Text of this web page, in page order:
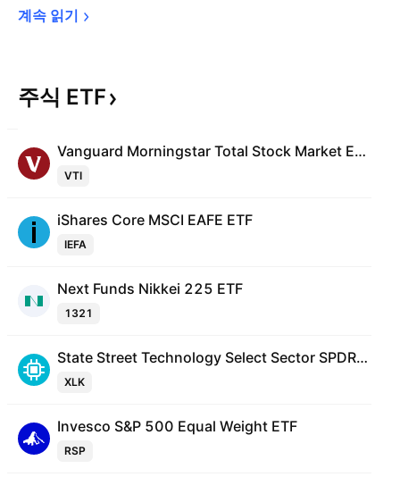
계속 읽기
주식 ETF
Vanguard Morningstar Total Stock Market ETF
VTI
iShares Core MSCI EAFE ETF
IEFA
Next Funds Nikkei 225 ETF
1321
State Street Technology Select Sector SPDR ETF
XLK
Invesco S&P 500 Equal Weight ETF
RSP